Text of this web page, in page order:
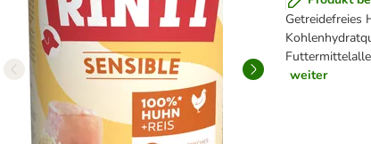
Getreidefreies
weiter